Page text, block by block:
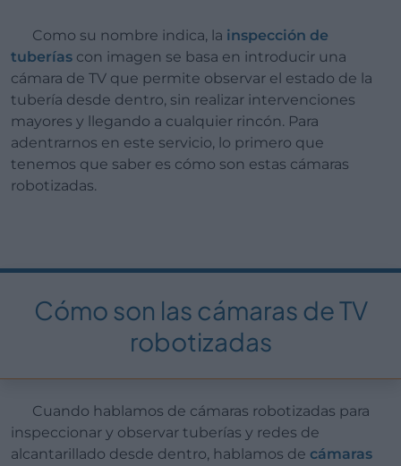
Como su nombre indica, la inspección de
tuberías con imagen se basa en introducir una
cámara de TV que permite observar el estado de la
tubería desde dentro, sin realizar intervenciones
mayores y llegando a cualquier rincón. Para
adentrarnos en este servicio, lo primero que
tenemos que saber es cómo son estas cámaras
robotizadas.
Cómo son las cámaras de TV
robotizadas
Cuando hablamos de cámaras robotizadas para
inspeccionar y observar tuberías y redes de
alcantarillado desde dentro, hablamos de cámaras